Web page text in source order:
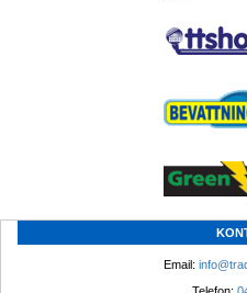
Email:
Telefon: